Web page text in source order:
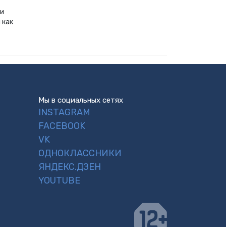
Мы в социальных сетях
INSTAGRAM
FACEBOOK
VK
ОДНОКЛАССНИКИ
ЯНДЕКС.ДЗЕН
YOUTUBE